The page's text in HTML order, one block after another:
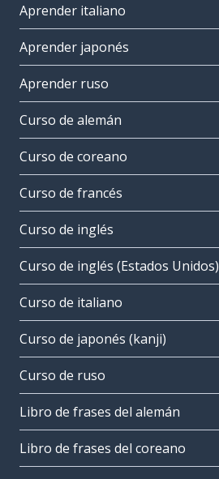
Aprender italiano
Aprender japonés
Aprender ruso
Curso de alemán
Curso de coreano
Curso de francés
Curso de inglés
Curso de inglés (Estados Unidos)
Curso de italiano
Curso de japonés (kanji)
Curso de ruso
Libro de frases del alemán
Libro de frases del coreano